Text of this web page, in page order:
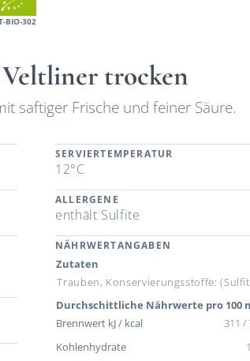
BIO-302
Veltliner trocken
saftiger Frische und feiner Säure.
SERVIERTEMPERATUR
12°C
ALLERGENE
enthält Sulfite
NÄHRWERTANGABEN
Zutaten
Trauben, Konservierungsstoffe:
Durchschittliche Nährwerte pro 100
Brennwert kJ / kcal
311 /
Kohlenhydrate